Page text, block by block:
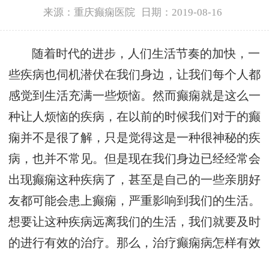
来源：重庆癫痫医院 日期：2019-08-16
随着时代的进步，人们生活节奏的加快，一
些疾病也伺机潜伏在我们身边，让我们每个人都
感觉到生活充满一些烦恼。然而癫痫就是这么一
种让人烦恼的疾病，在以前的时候我们对于的癫
痫并不是很了解，只是觉得这是一种很神秘的疾
病，也并不常见。但是现在我们身边已经经常会
出现癫痫这种疾病了，甚至是自己的一些亲朋好
友都可能会患上癫痫，严重影响到我们的生活。
想要让这种疾病远离我们的生活，我们就要及时
的进行有效的治疗。那么，治疗癫痫病怎样有效